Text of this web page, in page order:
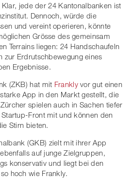
jede der 24 Kantonalbanken ist
Dennoch, würde die
und vereint operieren, könnte
Grösse des gemeinsam
Terrains liegen: 24 Handschaufeln
zur Erdrutschbewegung eines
Ergebnisse.
(ZKB) hat mit Franklyvor gut einen
App in den Markt gestellt, die
spielen auch in Sachen tiefer
Front mit und können den
Stirn bieten.
(GKB) zielt mit ihrer App
auf junge Zielgruppen,
konservativ und liegt bei den
hoch wie Frankly.